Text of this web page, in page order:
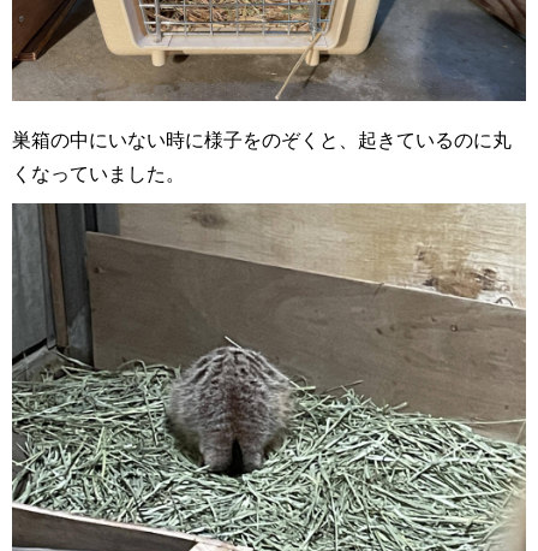
巣箱の中にいない時に様子をのぞくと、起きているのに丸
くなっていました。